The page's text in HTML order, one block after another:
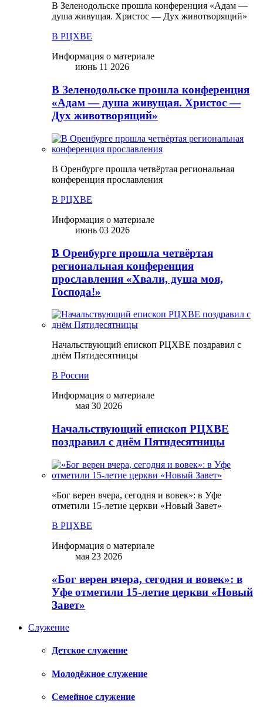
В Зеленодольске прошла конференция «Адам —
душа живущая. Христос — Дух животворящий»
В РЦХВЕ
Информация о материале
июнь 11 2026
В Зеленодольске прошла конференция
«Адам — душа живущая. Христос —
Дух животворящий»
В Оренбурге прошла четвёртая региональная
конференция прославления
В РЦХВЕ
Информация о материале
июнь 03 2026
В Оренбурге прошла четвёртая
региональная конференция
прославления «Хвали, душа моя,
Господа!»
Начальствующий епископ РЦХВЕ поздравил с
днём Пятидесятницы
В России
Информация о материале
мая 30 2026
Начальствующий епископ РЦХВЕ
поздравил с днём Пятидесятницы
«Бог верен вчера, сегодня и вовек»: в Уфе
отметили 15-летие церкви «Новый Завет»
В РЦХВЕ
Информация о материале
мая 23 2026
«Бог верен вчера, сегодня и вовек»: в
Уфе отметили 15-летие церкви «Новый
Завет»
Служение
Детское служение
Молодёжное служение
Семейное служение